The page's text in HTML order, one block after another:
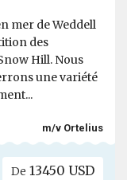
mer de Weddell
des
Hill. Nous
une variété
m/v Ortelius
De 13450 USD